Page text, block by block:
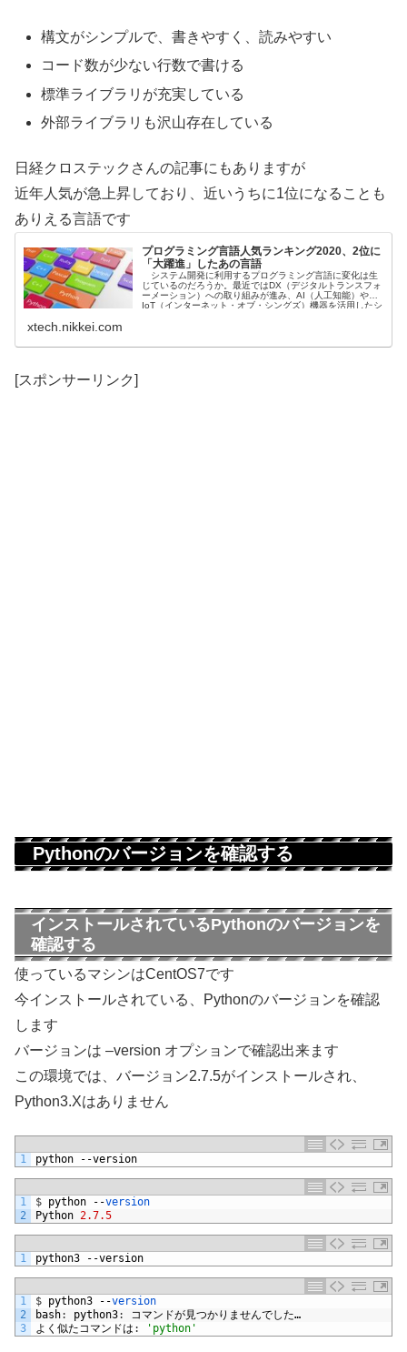
構文がシンプルで、書きやすく、読みやすい
コード数が少ない行数で書ける
標準ライブラリが充実している
外部ライブラリも沢山存在している
日経クロステックさんの記事にもありますが
近年人気が急上昇しており、近いうちに1位になることも
ありえる言語です
プログラミング言語人気ランキング2020、2位に
「大躍進」したあの言語
システム開発に利用するプログラミング言語に変化は生
じているのだろうか。最近ではDX（デジタルトランスフォ
ーメーション）への取り組みが進み、AI（人工知能）や
IoT（インターネット・オブ・シングズ）機器を活用したシ
xtech.nikkei.com
[スポンサーリンク]
Pythonのバージョンを確認する
インストールされているPythonのバージョンを
確認する
使っているマシンはCentOS7です
今インストールされている、Pythonのバージョンを確認
します
バージョンは –version オプションで確認出来ます
この環境では、バージョン2.7.5がインストールされ、
Python3.Xはありません
1 python --version
1
2
$ python --version
Python 2.7.5
1 python3 --version
1
2
3
$ python3 --version
bash: python3:
コマンドが見つかりませんでした…
よく似たコマンドは : 'python'